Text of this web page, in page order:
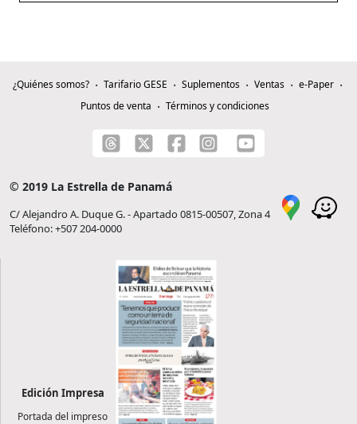
¿Quiénes somos? Tarifario GESE Suplementos Ventas
e-Paper
Puntos de venta
Términos y condiciones
© 2019 La Estrella de Panamá
C/ Alejandro A. Duque G. - Apartado 0815-00507, Zona 4
Teléfono: +507 204-0000
Edición Impresa
Portada del impreso